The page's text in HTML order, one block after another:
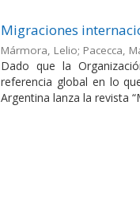
Migraciones
Mármora, Lelio; Pacecca,
Dado que la
referencia global en lo
Argentina lanza la revista